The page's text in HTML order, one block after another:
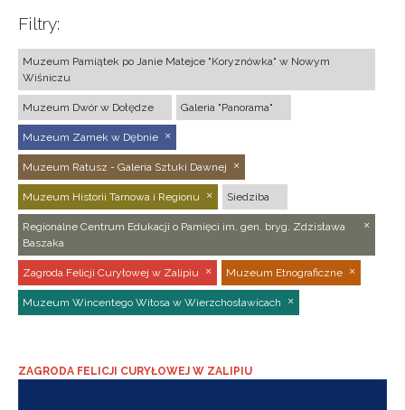
Filtry:
Muzeum Pamiątek po Janie Matejce "Koryznówka" w Nowym
Wiśniczu
Muzeum Dwór w Dołędze Galeria "Panorama"
Muzeum Zamek w Dębnie
Muzeum Ratusz - Galeria Sztuki Dawnej
Muzeum Historii Tarnowa i Regionu Siedziba
Regionalne Centrum Edukacji o Pamięci im. gen. bryg. Zdzisława
Baszaka
Zagroda Felicji Curyłowej w Zalipiu Muzeum Etnograficzne
Muzeum Wincentego Witosa w Wierzchosławicach
ZAGRODA FELICJI CURYŁOWEJ W ZALIPIU